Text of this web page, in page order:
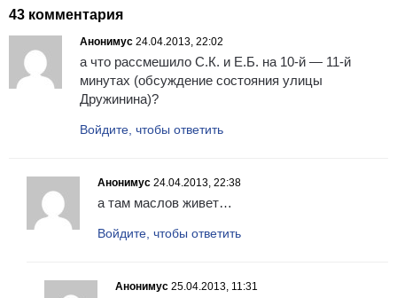
43 комментария
Анонимус 24.04.2013, 22:02
а что рассмешило С.К. и Е.Б. на 10-й — 11-й
минутах (обсуждение состояния улицы
Дружинина)?
Войдите, чтобы ответить
Анонимус 24.04.2013, 22:38
а там маслов живет…
Войдите, чтобы ответить
Анонимус 25.04.2013, 11:31